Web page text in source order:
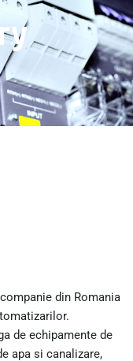
din Romania
de echipamente de
apa si canalizare,